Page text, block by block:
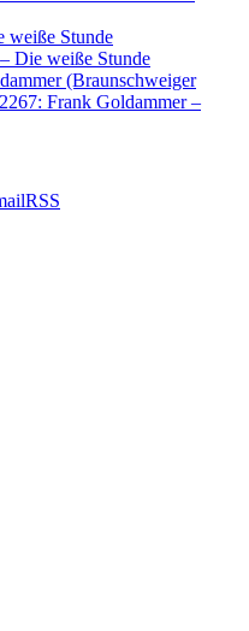
weiße Stunde
Die weiße Stunde
(Braunschweiger
2267: Frank Goldammer –
RSS